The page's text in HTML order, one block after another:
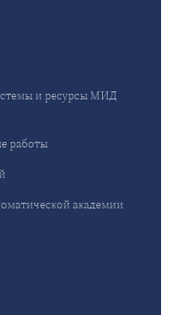
и ресурсы МИД
работы
академии